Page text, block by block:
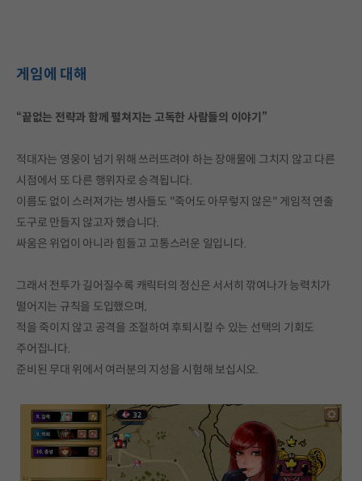
게임에 대해
“끝없는 전략과 함께 펼쳐지는 고독한 사람들의 이야기”
적대자는 영웅이 넘기 위해 쓰러뜨려야 하는 장애물에 그치지 않고 다른
시점에서 또 다른 행위자로 승격됩니다.
이름도 없이 스러져가는 병사들도 "죽어도 아무렇지 않은" 게임적 연출
도구로 만들지 않고자 했습니다.
싸움은 위업이 아니라 힘들고 고통스러운 일입니다.
그래서 전투가 길어질수록 캐릭터의 정신은 서서히 깎여나가 능력치가
떨어지는 규칙을 도입했으며,
적을 죽이지 않고 공격을 조절하여 후퇴시킬 수 있는 선택의 기회도
주어집니다.
준비된 무대 위에서 여러분의 지성을 시험해 보십시오.